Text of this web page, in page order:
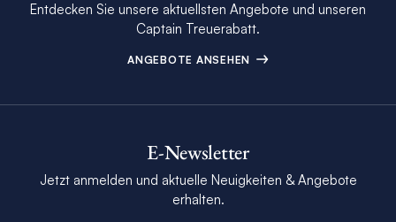
Entdecken Sie unsere aktuellsten Angebote und unseren
Captain Treuerabatt.
ANGEBOTE ANSEHEN
E-Newsletter
Jetzt anmelden und aktuelle Neuigkeiten & Angebote
erhalten.